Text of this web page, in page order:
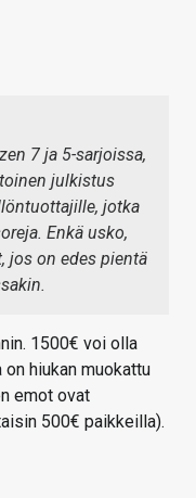
7 ja 5-sarjoissa,
julkistus
jotka
Enkä usko,
jos on edes pientä
1500€ voi olla
on hiukan muokattu
emot ovat
500€ paikkeilla).